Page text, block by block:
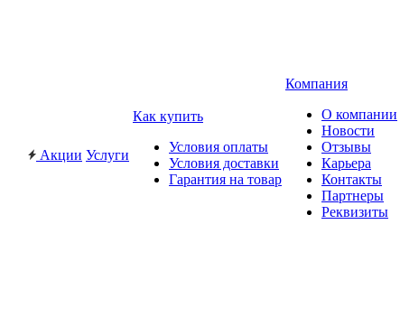
Акции Услуги
Как купить
Условия оплаты
Условия доставки
Гарантия на товар
Компания
О компании
Новости
Отзывы
Карьера
Контакты
Партнеры
Реквизиты